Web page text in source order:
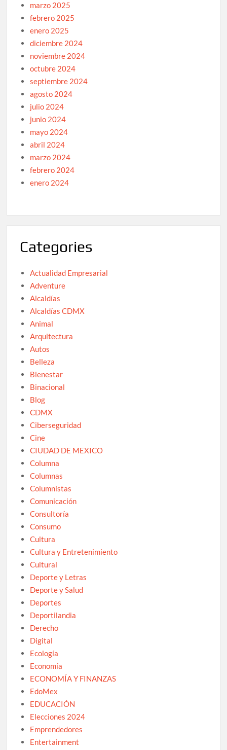
marzo 2025
febrero 2025
enero 2025
diciembre 2024
noviembre 2024
octubre 2024
septiembre 2024
agosto 2024
julio 2024
junio 2024
mayo 2024
abril 2024
marzo 2024
febrero 2024
enero 2024
Categories
Actualidad Empresarial
Adventure
Alcaldías
Alcaldías CDMX
Animal
Arquitectura
Autos
Belleza
Bienestar
Binacional
Blog
CDMX
Ciberseguridad
Cine
CIUDAD DE MEXICO
Columna
Columnas
Columnistas
Comunicación
Consultoría
Consumo
Cultura
Cultura y Entretenimiento
Cultural
Deporte y Letras
Deporte y Salud
Deportes
Deportilandia
Derecho
Digital
Ecología
Economía
ECONOMÍA Y FINANZAS
EdoMex
EDUCACIÓN
Elecciones 2024
Emprendedores
Entertainment